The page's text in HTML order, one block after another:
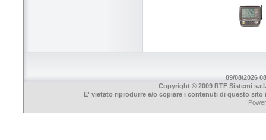
09/08/2026
Copyright © 2009 RTF Sistemi
E' vietato riprodurre e/o copiare i contenuti di questo